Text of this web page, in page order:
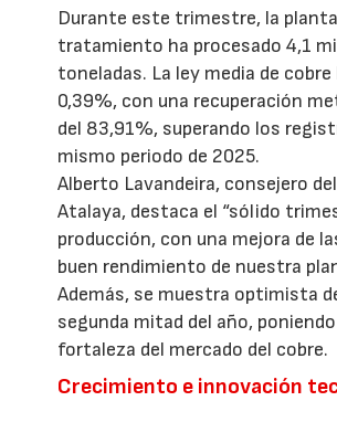
Durante este trimestre, la
tratamiento ha procesado 4,1
toneladas. La ley media de cobre
0,39%, con una recuperación
del 83,91%, superando los
mismo periodo de 2025.
Alberto Lavandeira, consejero
Atalaya, destaca el “sólido
producción, con una mejora de
buen rendimiento de nuestra
Además, se muestra optimista
segunda mitad del año,
fortaleza del mercado del cobre.
Crecimiento e innovación